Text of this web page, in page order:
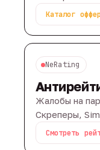
Каталог
NeRating
Жалобы на
Скреперы,
Смотреть